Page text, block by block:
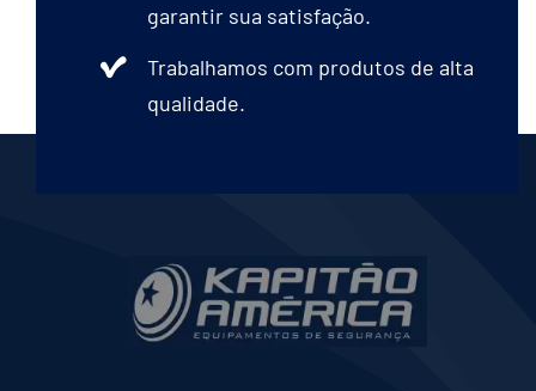
garantir sua satisfação.
Trabalhamos com produtos de alta
qualidade.